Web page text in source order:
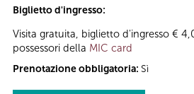
Biglietto d'ingresso:
Visita gratuita, biglietto d'ingresso €
possessori della MIC card
Prenotazione obbligatoria: Sì